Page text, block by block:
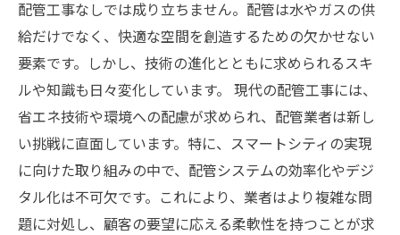
配管工事なしでは成り立ちません。配管は水やガスの供
給だけでなく、快適な空間を創造するための欠かせない
要素です。しかし、技術の進化とともに求められるスキ
ルや知識も日々変化しています。 現代の配管工事には、
省エネ技術や環境への配慮が求められ、配管業者は新し
い挑戦に直面しています。特に、スマートシティの実現
に向けた取り組みの中で、配管システムの効率化やデジ
タル化は不可欠です。これにより、業者はより複雑な問
題に対処し、顧客の要望に応える柔軟性を持つことが求